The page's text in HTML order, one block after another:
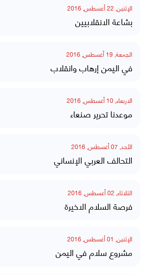
الإثنين, 22 أغسطس, 2016
بشاعة الانقلابيين
الجمعة, 19 أغسطس, 2016
في اليمن إرهاب وانقلاب
الاربعاء, 10 أغسطس, 2016
موعدنا تحرير صنعاء
الأحد, 07 أغسطس, 2016
التحالف العربي الإنساني
الثلاثاء, 02 أغسطس, 2016
فرصة السلام الاخيرة
الإثنين, 01 أغسطس, 2016
مشروع سلام في اليمن